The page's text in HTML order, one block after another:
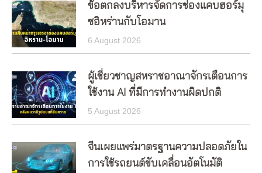
ข้อตกลงบริหารจัดการช่องแคบฮอร์มุ
ซอิหร่านกับโอมาน
6 August 2026
ผู้เชี่ยวชาญสหราชอาณาจักรเตือนการ
ใช้งาน AI ที่มีการทำงานผิดปกติ
5 August 2026
จีนเผยแพร่มาตรฐานความปลอดภัยใน
การใช้รถยนต์ขับเคลื่อนอัตโนมัติ